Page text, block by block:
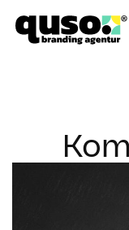
springen